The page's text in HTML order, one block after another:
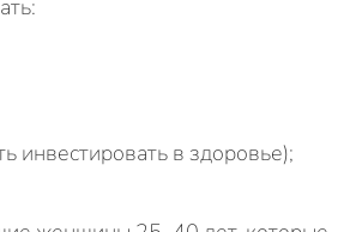
инвестировать в здоровье);